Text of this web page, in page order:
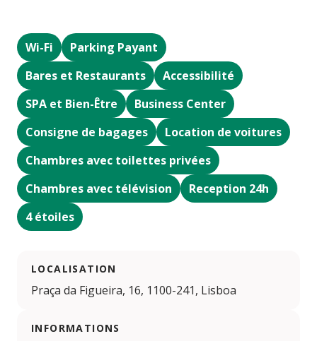
Wi-Fi
Parking Payant
Bares et Restaurants
Accessibilité
SPA et Bien-Être
Business Center
Consigne de bagages
Location de voitures
Chambres avec toilettes privées
Chambres avec télévision
Reception 24h
4 étoiles
LOCALISATION
Praça da Figueira, 16, 1100-241, Lisboa
INFORMATIONS